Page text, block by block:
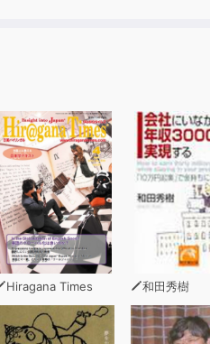
Hiragana Times 和田秀樹